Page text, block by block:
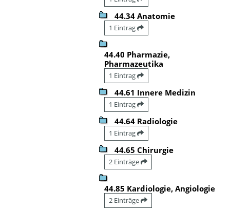
44.34 Anatomie
1 Eintrag
44.40 Pharmazie,
Pharmazeutika
1 Eintrag
44.61 Innere Medizin
1 Eintrag
44.64 Radiologie
1 Eintrag
44.65 Chirurgie
2 Einträge
44.85 Kardiologie, Angiologie
2 Einträge